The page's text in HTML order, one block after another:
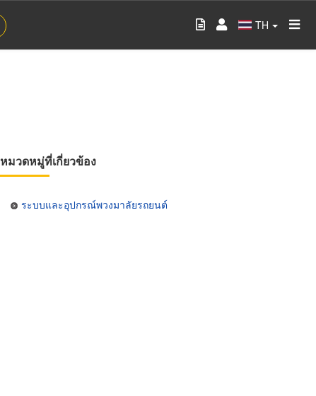
TH
หมวดหมู่ที่เกี่ยวข้อง
ระบบและอุปกรณ์พวงมาลัยรถยนต์